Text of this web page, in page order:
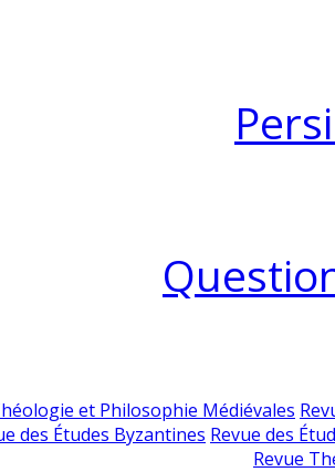
et Philosophie Médiévales
des Études Byzantines Revue des
Revue